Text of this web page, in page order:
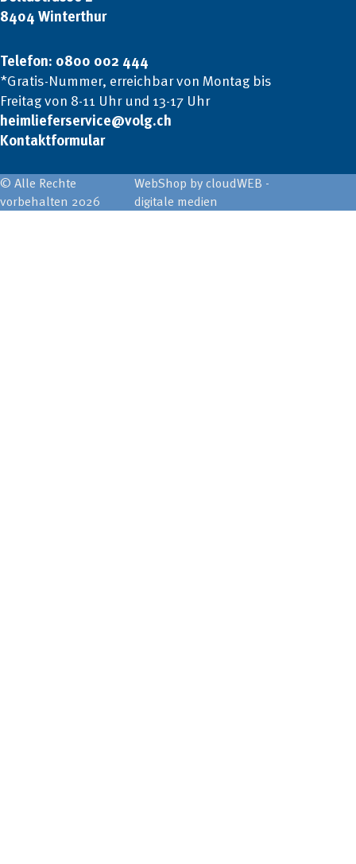
8404 Winterthur
Telefon: 0800 002 444
*Gratis-Nummer, erreichbar von Montag bis
Freitag von 8-11 Uhr und 13-17 Uhr
heimlieferservice@volg.ch
Kontaktformular
© Alle Rechte
vorbehalten 2026
WebShop by cloudWEB -
digitale medien